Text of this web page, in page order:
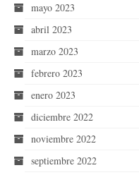
mayo 2023
abril 2023
marzo 2023
febrero 2023
enero 2023
diciembre 2022
noviembre 2022
septiembre 2022